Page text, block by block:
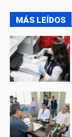
MÁS LEÍDOS